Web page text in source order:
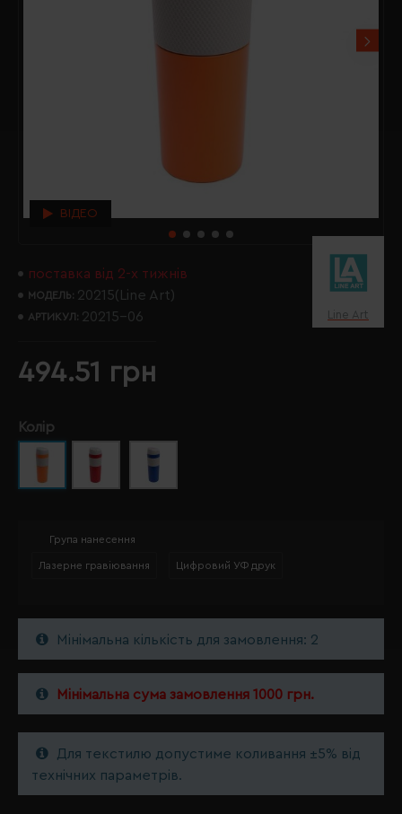
ВІДЕО
поставка від 2-х тижнів
МОДЕЛЬ: 20215(Line Art)
АРТИКУЛ: 20215-06 Line Art
494.51 грн
Колір
Група нанесення
Лазерне гравіювання Цифровий УФ друк
Мінімальна кількість для замовлення: 2
Мінімальна сума замовлення 1000 грн.
Для текстилю допустиме коливання ±5% від
технічних параметрів.